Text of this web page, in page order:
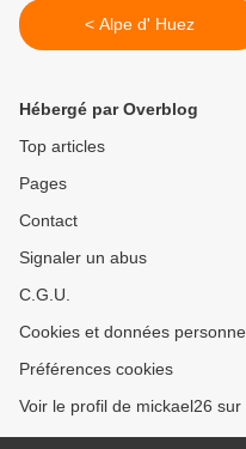
< Alpe d' Huez
Hébergé par Overblog
Top articles
Pages
Contact
Signaler un abus
C.G.U.
Cookies et données
Préférences cookies
Voir le profil de mickael26